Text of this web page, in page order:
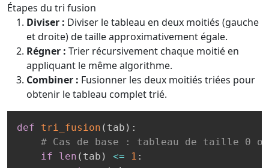
Étapes du tri fusion
Diviser : Diviser le tableau en deux moitiés (gauche
et droite) de taille approximativement égale.
Régner : Trier récursivement chaque moitié en
appliquant le même algorithme.
Combiner : Fusionner les deux moitiés triées pour
obtenir le tableau complet trié.
def tri_fusion ( tab ) :
# Cas de base : tableau de taille 0
if
len ( tab ) <= 1 :